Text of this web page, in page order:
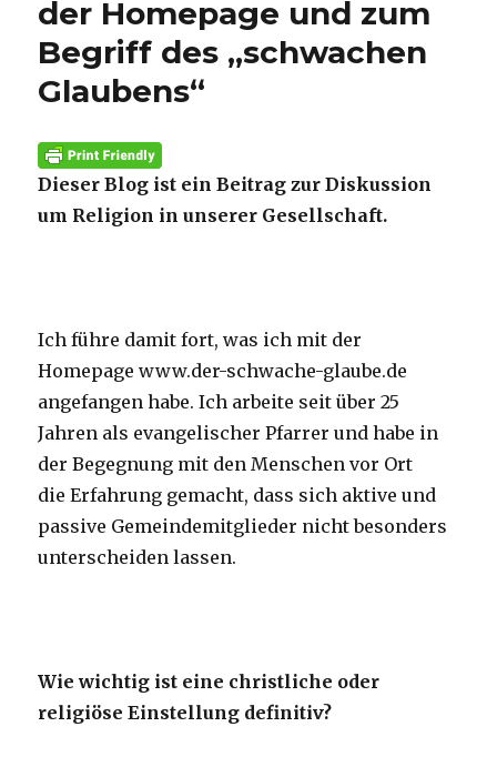
der Homepage und zum
Begriff des „schwachen
Glaubens“
Dieser Blog ist ein Beitrag zur Diskussion
um Religion in unserer Gesellschaft.
Ich führe damit fort, was ich mit der
Homepage www.der-schwache-glaube.de
angefangen habe. Ich arbeite seit über 25
Jahren als evangelischer Pfarrer und habe in
der Begegnung mit den Menschen vor Ort
die Erfahrung gemacht, dass sich aktive und
passive Gemeindemitglieder nicht besonders
unterscheiden lassen.
Wie wichtig ist eine christliche oder
religiöse Einstellung definitiv?